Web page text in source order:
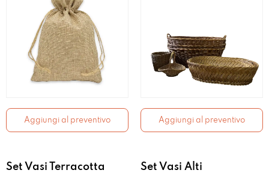
Aggiungi al preventivo Aggiungi al preventivo
Set Vasi Terracotta Set Vasi Alti